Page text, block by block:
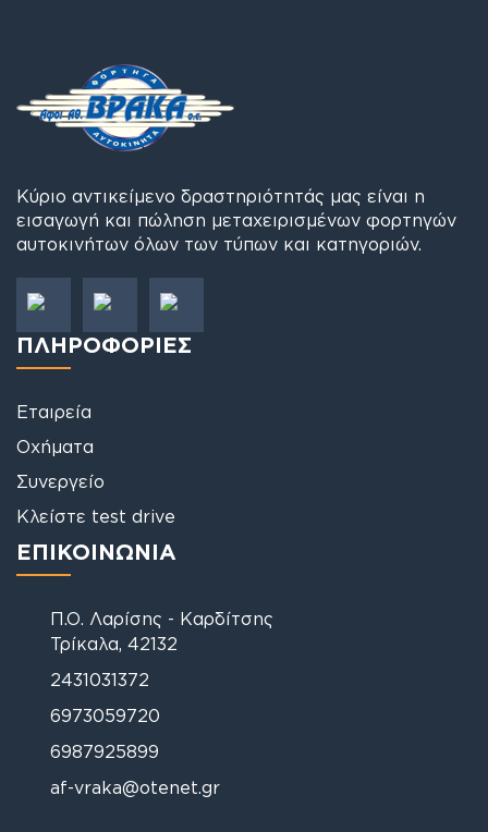
Κύριο αντικείμενο δραστηριότητάς μας είναι η
εισαγωγή και πώληση μεταχειρισμένων φορτηγών
αυτοκινήτων όλων των τύπων και κατηγοριών.
ΠΛΗΡΟΦΟΡΙΕΣ
Εταιρεία
Οχήματα
Συνεργείο
Κλείστε test drive
ΕΠΙΚΟΙΝΩΝΙΑ
Π.Ο. Λαρίσης - Καρδίτσης
Τρίκαλα, 42132
2431031372
6973059720
6987925899
af-vraka@otenet.gr